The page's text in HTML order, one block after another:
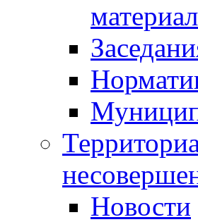
Новости